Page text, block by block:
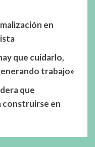
en
que cuidarlo,
trabajo»
que
construirse en